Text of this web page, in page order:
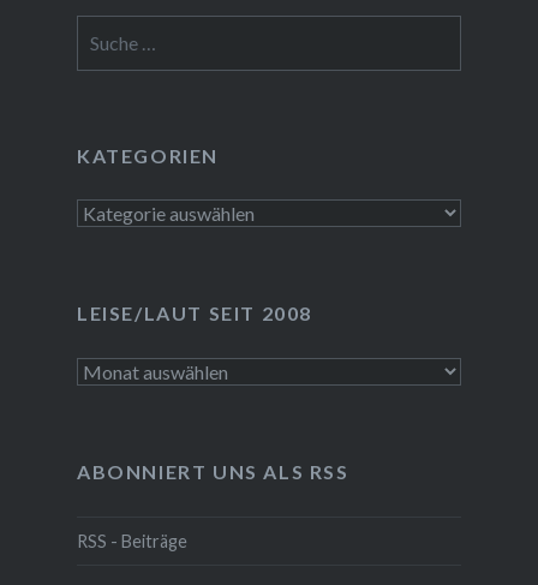
nach:
KATEGORIEN
Kategorien
LEISE/LAUT SEIT 2008
LEISE/laut
ABONNIERT UNS ALS RSS
RSS - Beiträge